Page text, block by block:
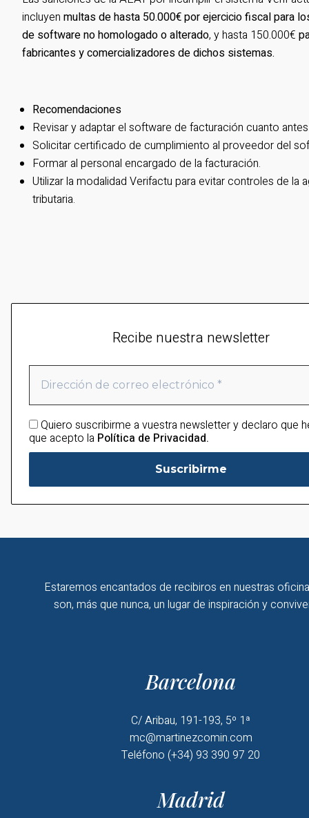
incluyen multas de hasta 50.000€ por ejercicio fiscalpara
de software no homologado o alterado, y hasta 150.000€
fabricantes y comercializadores de dichos sistemas.
Recomendaciones
Revisar y adaptar el software de facturación cuanto
Solicitar certificado de cumplimiento al proveedor del
Formar al personal encargado de la facturación.
Utilizar la modalidad Verifactu para evitar controles de la
tributaria.
Recibe nuestra newsletter
Quiero suscribirme a vuestra newsletter y declaro que
que acepto la Política de Privacidad.
Estaremos encantados de recibiros en nuestras
son, más que nunca, un lugar de inspiración y
Barcelona
C/ Aribau, 191-193, 5º 1ª
mc@martinezcomin.com
Teléfono (+34) 93 390 97 20
Madrid